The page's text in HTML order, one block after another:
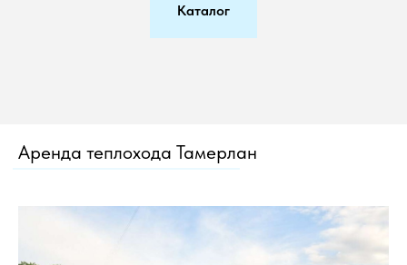
Каталог
Аренда теплохода Тамерлан